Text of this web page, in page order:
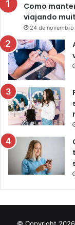
Como
viajando
24 de